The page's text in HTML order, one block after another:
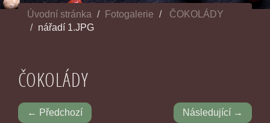
Úvodní stránka Fotogalerie
ČOKOLÁDY
nářadí 1.JPG
ČOKOLÁDY
← Předchozí Následující →